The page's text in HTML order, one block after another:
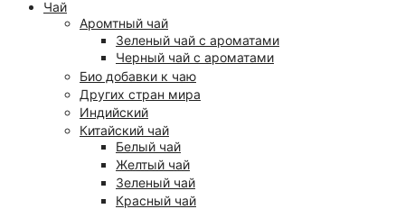
Чай
Аромтный чай
Зеленый чай с ароматами
Черный чай с ароматами
Био добавки к чаю
Других стран мира
Индийский
Китайский чай
Белый чай
Желтый чай
Зеленый чай
Красный чай